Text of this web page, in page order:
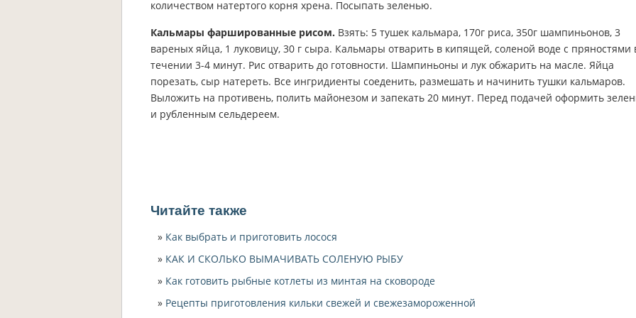
количеством натертого корня хрена. Посыпать зеленью.
Кальмары фаршированные рисом. Взять: 5 тушек кальмара, 170г риса, 350г шампиньонов, 3
вареных яйца, 1 луковицу, 30 г сыра. Кальмары отварить в кипящей, соленой воде с пряностями
течении 3-4 минут. Рис отварить до готовности. Шампиньоны и лук обжарить на масле. Яйца
порезать, сыр натереть. Все ингридиенты соеденить, размешать и начинить тушки кальмаров.
Выложить на противень, полить майонезом и запекать 20 минут. Перед подачей оформить
и рубленным сельдереем.
Читайте также
Как выбрать и приготовить лосося
КАК И СКОЛЬКО ВЫМАЧИВАТЬ СОЛЕНУЮ РЫБУ
Как готовить рыбные котлеты из минтая на сковороде
Рецепты приготовления кильки свежей и свежезамороженной